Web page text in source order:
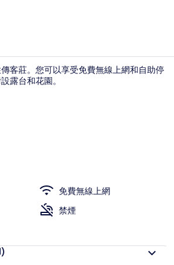
客莊。您可以享受免費無線上網和自助停
露台和花園。
免費無線上網
禁煙